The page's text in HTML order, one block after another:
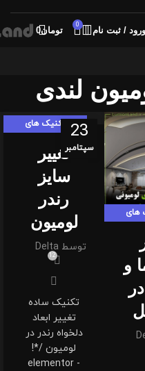
ورود / ثبت نام 0 تومان0
لندی
های
و
23
سپتامبر
تکنیک های
,شاخص
تغییر
سایز
رندر
لومیون
توسط Delta
12
تکنیک ساده
تغییر ابعاد
دلخواه رندر در
لومیون /*!
elementor -